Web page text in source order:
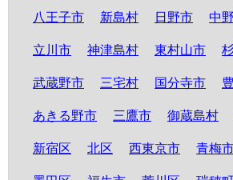
八王子市
新島村 日野市 中
立川市 神津島村 東村山市
武蔵野市 三宅村 国分寺市
あきる野市 三鷹市 御蔵島村
新宿区 北区 西東京市 青梅